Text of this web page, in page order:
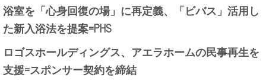
浴室を「心身回復の場」に再定義、「ビバス」活用し
た新入浴法を提案=PHS
ロゴスホールディングス、アエラホームの民事再生を
支援=スポンサー契約を締結